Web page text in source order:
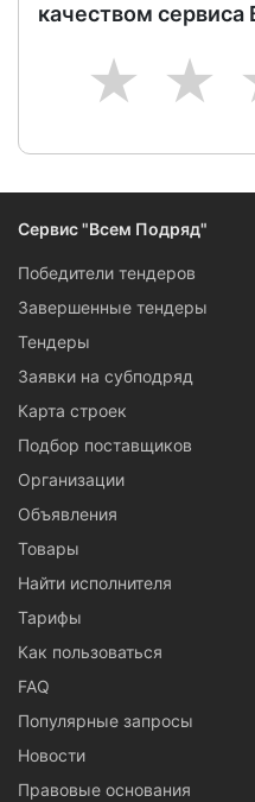
качеством
2
1
Сервис "Всем Подряд"
Победители тендеров
Завершенные тендеры
Тендеры
Заявки на субподряд
Карта строек
Подбор поставщиков
Организации
Объявления
Товары
Найти исполнителя
Тарифы
Как пользоваться
FAQ
Популярные запросы
Новости
Правовые основания